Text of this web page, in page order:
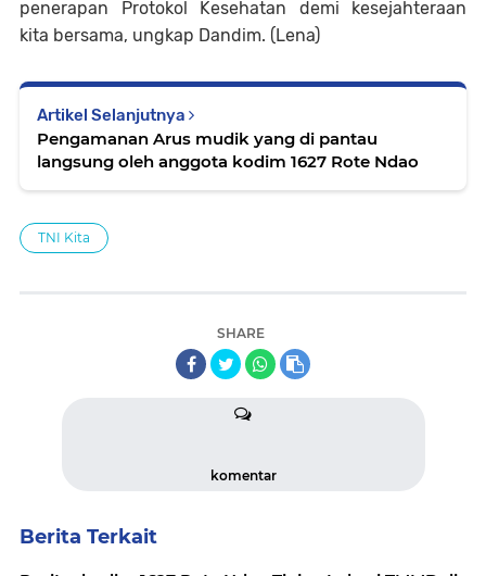
penerapan Protokol Kesehatan demi kesejahteraan
kita bersama, ungkap Dandim. (Lena)
Artikel Selanjutnya
Pengamanan Arus mudik yang di pantau
langsung oleh anggota kodim 1627 Rote Ndao
TNI Kita
SHARE
komentar
Berita Terkait